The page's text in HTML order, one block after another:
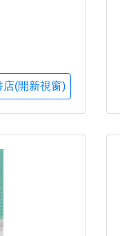
店(開新視窗)